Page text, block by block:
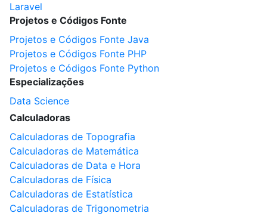
Laravel
Projetos e Códigos Fonte
Projetos e Códigos Fonte Java
Projetos e Códigos Fonte PHP
Projetos e Códigos Fonte Python
Especializações
Data Science
Calculadoras
Calculadoras de Topografia
Calculadoras de Matemática
Calculadoras de Data e Hora
Calculadoras de Física
Calculadoras de Estatística
Calculadoras de Trigonometria